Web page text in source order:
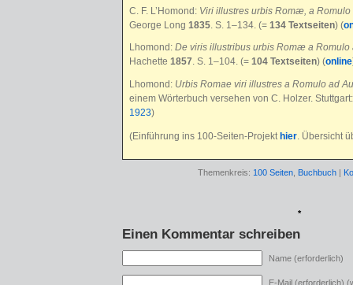
C. F. L’Homond: Viri illustres urbis Romæ, a Romulo
George Long 1835 . S. 1–134. (= 134 Textseiten) (
Lhomond: De viris illustribus urbis Romæ a Romulo
Hachette 1857. S. 1–104. (= 104 Textseiten) (online
Lhomond: Urbis Romae viri illustres a Romulo ad
einem Wörterbuch versehen von C. Holzer.
1923)
(Einführung ins 100-Seiten-Projekt hier. Übersicht
Themenkreis: 100 Seiten Buchbuch |
*
Einen Kommentar schreiben
Name (erforderlich)
E-Mail (erforderlich)